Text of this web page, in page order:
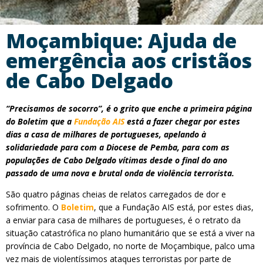
Moçambique: Ajuda de
emergência aos cristãos
de Cabo Delgado
“Precisamos de socorro”, é o grito que enche a primeira página
do Boletim que a Fundação AISestá a fazer chegar por estes
dias a casa de milhares de portugueses, apelando à
solidariedade para com a Diocese de Pemba, para com as
populações de Cabo Delgado vítimas desde o final do ano
passado de uma nova e brutal onda de violência terrorista.
São quatro páginas cheias de relatos carregados de dor e
sofrimento. O Boletim, que a Fundação AIS está, por estes dias,
a enviar para casa de milhares de portugueses, é o retrato da
situação catastrófica no plano humanitário que se está a viver na
província de Cabo Delgado, no norte de Moçambique, palco uma
vez mais de violentíssimos ataques terroristas por parte de